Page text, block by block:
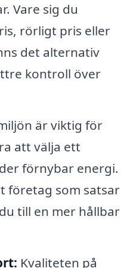
Vare sig du
rörligt pris eller
det alternativ
kontroll över
är viktig för
att välja ett
förnybar energi.
företag som satsar
till en mer hållbar
Kvaliteten på